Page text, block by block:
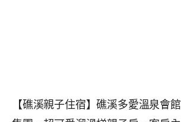
【礁溪親子住宿】礁溪多愛溫泉會